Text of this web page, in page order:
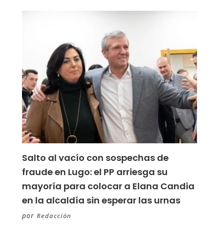
Salto al vacío con sospechas de
fraude en Lugo: el PP arriesga su
mayoría para colocar a Elana Candia
en la alcaldía sin esperar las urnas
por Redacción